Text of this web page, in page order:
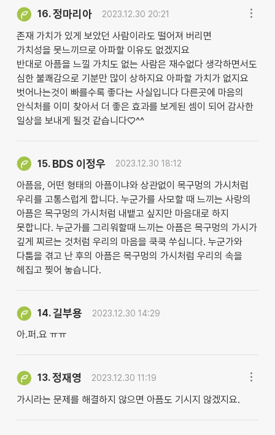
16.정마리아 2023.12.30 20:21
존재 가치가 있게 보았던 사람이라도 떨어져 버리면
가치성을 못느끼므로 아파할 이유도 없겠지요
반대로 아픔을 느낄 가치도 없는 사람은 재수없다 생각하면서도
심한 불쾌감으로 기분만 많이 상하지요 아파할 가치가 없지요
벗어나는것이 빠를수록 좋다는 사실입니다 다른곳에 마음의
안식처를 이미 찾아서 더 좋은 효과를 보게된 셈이 되어 감사한
일상을 보내게 될것 같습니다♡^^
15. BDS 이정우 2023.12.30 18:12
아픔음, 어떤 형태의 아픔이냐와 상관없이 목구멍의 가시처럼
우리를 고통스럽게 합니다. 누군가를 사모할 때 느끼는 사랑의
아픔은 목구멍의 가시처럼 내뱉고 싶지만 마음대로 하지
못합니다. 누군가를 그리워할때 느끼는 아픔은 목구멍의 가시가
깊게 찌르는 것처럼 우리의 마음을 쿡쿡 쑤십니다. 누군가와
다툼을 겪고 난 후의 아픔은 목구멍의 가시처럼 우리의 속을
헤집고 찢어 놓습니다.
14. 길부용 2023.12.30 14:29
아.퍼.요 ㅠㅠ
13.정재영 2023.12.30 11:19
가시라는 문제를 해결하지 않으면 아픔도 기시지 않겠지요.